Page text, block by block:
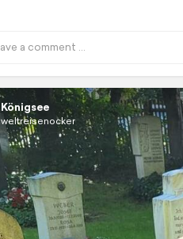
Königsee
weltreisenocker